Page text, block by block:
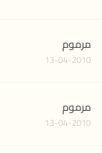
مرموم
13-04-2010
مرموم
13-04-2010